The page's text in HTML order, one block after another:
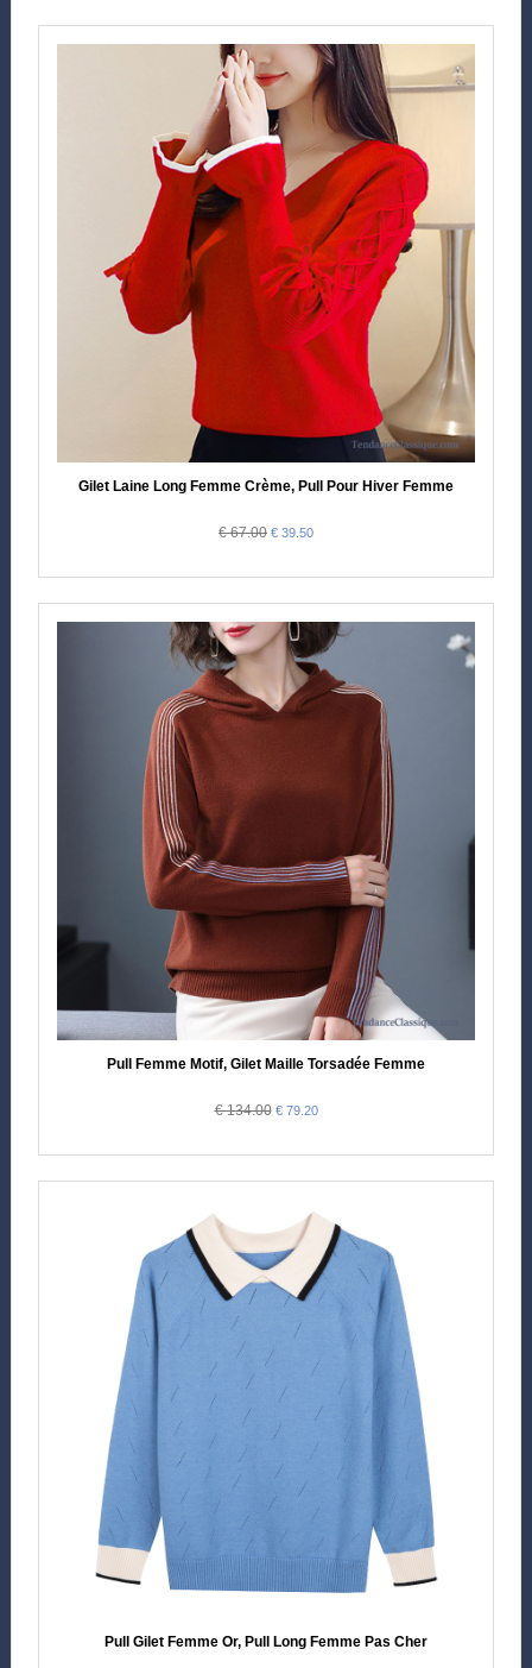
Gilet Laine Long Femme Crème, Pull Pour Hiver Femme
€ 67.00 € 39.50
Pull Femme Motif, Gilet Maille Torsadée Femme
€ 134.00 € 79.20
Pull Gilet Femme Or, Pull Long Femme Pas Cher